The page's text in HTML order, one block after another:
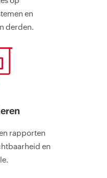
en
derden.
rapporten
en